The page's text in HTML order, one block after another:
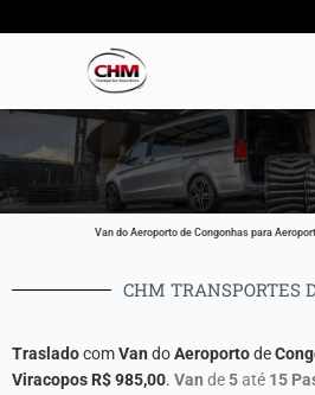
para
Van do Aeroporto de Congonhas para
CHM TRANSPORTES
TrasladocomVan doAeroportode
Viracopos R$985,00. Van de5até 15